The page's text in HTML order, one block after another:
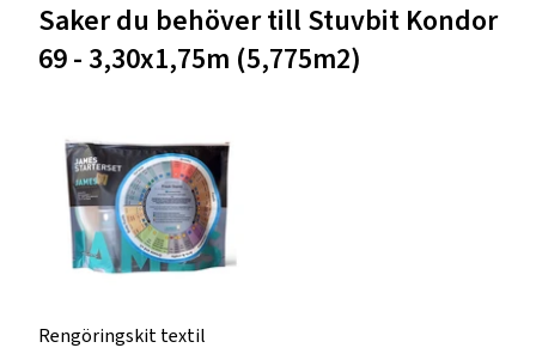
Saker du behöver till Stuvbit Kondor
69 - 3,30x1,75m (5,775m2)
Rengöringskit textil